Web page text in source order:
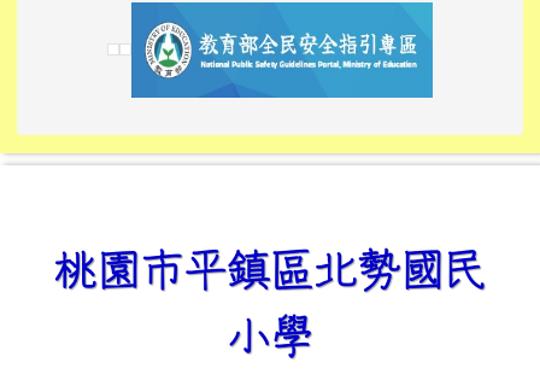
link to https://
link to https://10000.gov.tw/
link to https://
link to https://10000.gov.tw/
link to https://
link to https://
link to https://i.win.org.tw/
link to https://
link to https://
link to https://
link to https://
桃園市平鎮區北勢國民
小學